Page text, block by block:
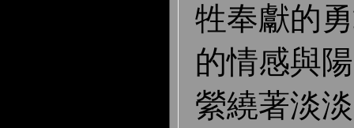
牲奉獻的
的情感與
縈繞著淡